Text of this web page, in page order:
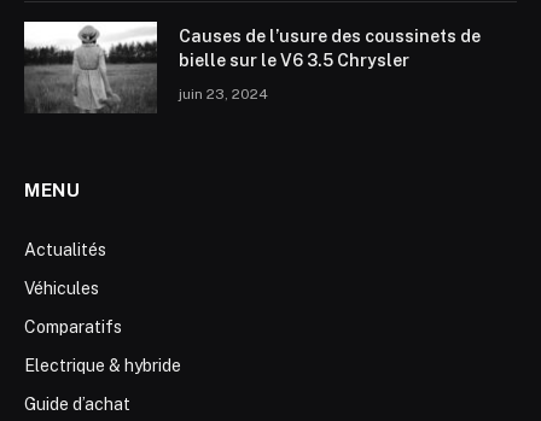
Causes de l’usure des coussinets de
bielle sur le V6 3.5 Chrysler
juin 23, 2024
MENU
Actualités
Véhicules
Comparatifs
Electrique & hybride
Guide d’achat